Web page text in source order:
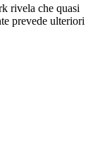
rivela che quasi
prevede ulteriori